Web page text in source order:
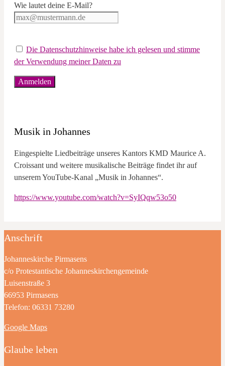
Wie lautet deine E-Mail?
Die Datenschutzhinweise habe ich gelesen und stimme
der Verwendung meiner Daten zu
Musik in Johannes
Eingespielte Liedbeiträge unseres Kantors KMD Maurice A.
Croissant und weitere musikalische Beiträge findet ihr auf
unserem YouTube-Kanal „Musik in Johannes“.
https://www.youtube.com/watch?v=SyIQqw53o50
Anschrift
Johanneskirche Pirmasens
c/o Protestantische Johanneskirchengemeinde
Luisenstraße 3
66953 Pirmasens
Telefon: 06331 73280
Google Maps
Glaube leben